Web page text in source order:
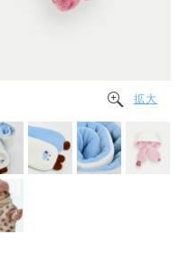
拡大